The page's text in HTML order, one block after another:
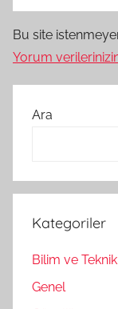
Bu site
Yorum
Ara
Kategoriler
Bilim ve Teknik
Genel